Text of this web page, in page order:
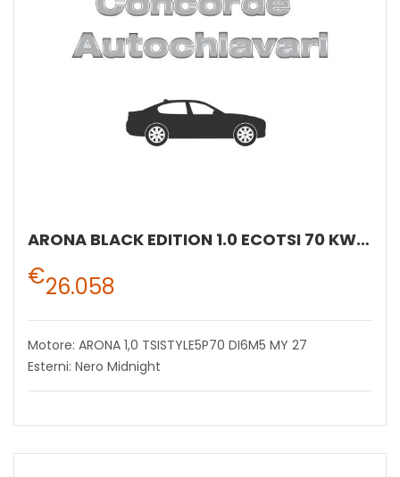
ARONA BLACK EDITION 1.0 ECOTSI 70 KW (95 CV) BENZINA MANUALE 5 MARCE 2WD
€26.058
Motore: ARONA 1,0 TSISTYLE5P70 DI6M5 MY 27
Esterni: Nero Midnight